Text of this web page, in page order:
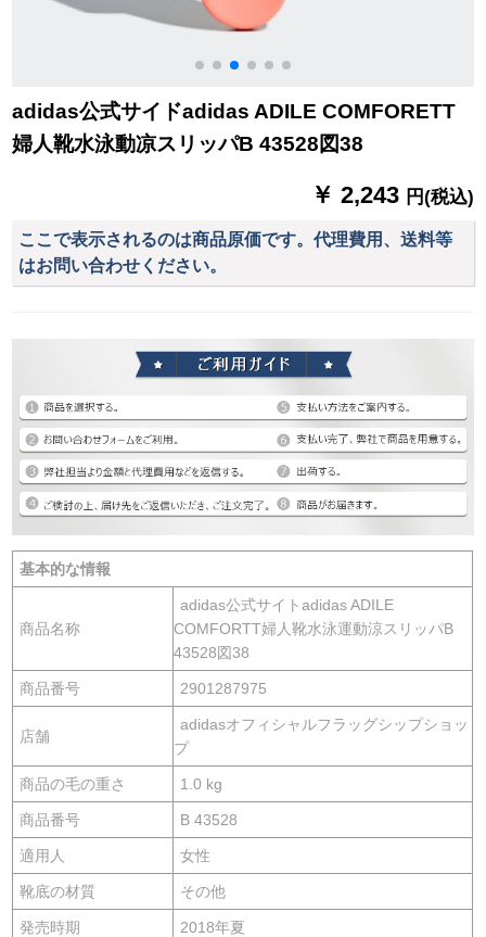
adidas公式サイドadidas ADILE COMFORETT
婦人靴水泳動凉スリッパB 43528図38
￥ 2,243 円(税込)
ここで表示されるのは商品原価です。代理費用、送料等
はお問い合わせください。
基本的な情報
商品名称
adidas公式サイトadidas ADILE
COMFORTT婦人靴水泳運動涼スリッパB
43528図38
商品番号 2901287975
店舗
adidasオフィシャルフラッグシップショッ
プ
商品の毛の重さ 1.0 kg
商品番号 B 43528
適用人 女性
靴底の材質 その他
発売時期 2018年夏